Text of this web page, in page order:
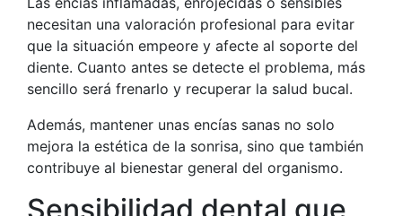
necesitan una valoración profesional para evitar
que la situación empeore y afecte al soporte del
diente. Cuanto antes se detecte el problema, más
sencillo será frenarlo y recuperar la salud bucal.
Además, mantener unas encías sanas no solo
mejora la estética de la sonrisa, sino que también
contribuye al bienestar general del organismo.
Sensibilidad dental que